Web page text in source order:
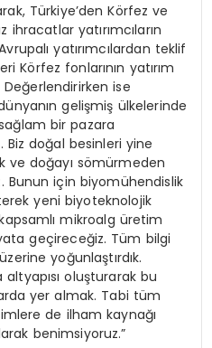
Türkiye’den Körfez ve
ihracatlar yatırımcıların
yatırımcılardan teklif
Körfez fonlarının yatırım
Değerlendirirken ise
gelişmiş ülkelerinde
bir pazara
Biz doğal besinleri yine
ve doğayı sömürmeden
Bunun için biyomühendislik
yeni biyoteknolojik
mikroalg üretim
geçireceğiz. Tüm bilgi
yoğunlaştırdık.
oluşturarak bu
yer almak. Tabi tüm
de ilham kaynağı
benimsiyoruz.”